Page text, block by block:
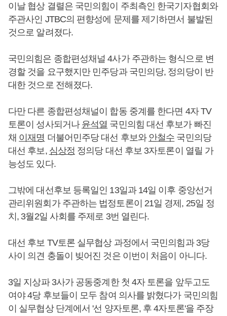
이날 협상 결렬은 국민의힘이 주최측인 한국기자협회와
주관사인 JTBC의 편향성에 문제를 제기하면서 불발된
것으로 알려졌다.
국민의힘은 종합편성채널 4사가 주관하는 형식으로 변
경할 것을 요구했지만 민주당과 국민의당, 정의당이 반
대한 것으로 전해졌다.
다만 다른 종합편성채널이 합동 중계를 한다면 4자 TV
토론이 성사되거나 윤석열 국민의힘 대선 후보가 빠진
채 이재명 더불어민주당 대선 후보와 안철수 국민의당
대선 후보, 심상정 정의당 대선 후보 3자토론이 열릴 가
능성도 있다.
그밖에 대선후보 등록일인 13일과 14일 이후 중앙선거
관리위원회가 주관하는 법정토론이 21일 경제, 25일 정
치, 3월2일 사회를 주제로 3번 열린다.
대선 후보 TV토론 실무협상 과정에서 국민의힘과 3당
사이 의견 충돌이 빚어진 것은 이번이 처음이 아니다.
3일 지상파 3사가 공동중계한 첫 4자 토론을 앞두고도
여야 4당 후보들이 모두 참여 의사를 밝혔다가 국민의힘
이 실무협상 단계에서 '선 양자토론, 후 4자토론'을 주장